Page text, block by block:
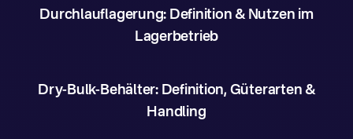
Durchlauflagerung: Definition & Nutzen im
Lagerbetrieb
Dry-Bulk-Behälter: Definition, Güterarten &
Handling